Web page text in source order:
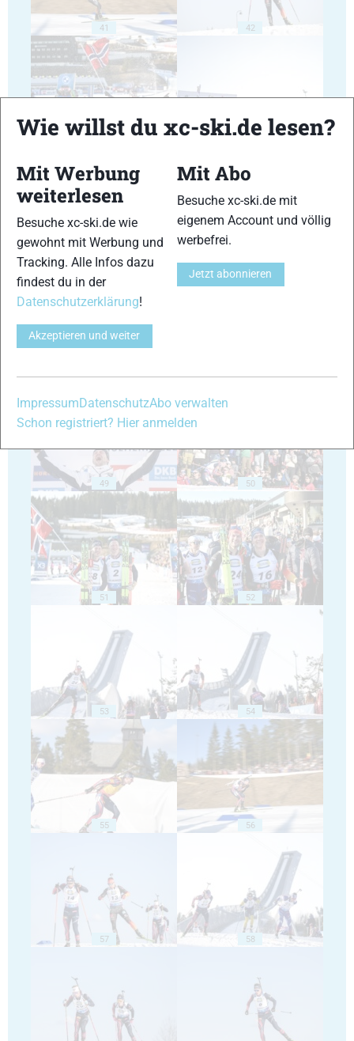
41 42
45
49 50
51 52
53 54
55 56
57 58
Wie willst du xc-ski.de lesen?
Mit Werbung
weiterlesen
Besuche xc-ski.de wie
gewohnt mit Werbung und
Tracking. Alle Infos dazu
findest du in der
Datenschutzerklärung!
Akzeptieren und weiter
Mit Abo
Besuche xc-ski.de mit
eigenem Account und völlig
werbefrei.
Jetzt abonnieren
Impressum DatenschutzAbo verwalten
Schon registriert? Hier anmelden